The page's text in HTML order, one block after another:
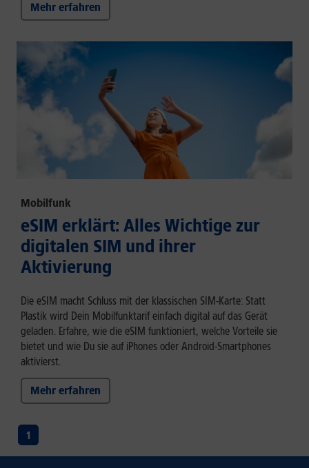
Mehr erfahren
Mobilfunk
eSIM erklärt: Alles Wichtige zur
digitalen SIM und ihrer
Aktivierung
Die eSIM macht Schluss mit der klassischen SIM-Karte: Statt
Plastik wird Dein Mobilfunktarif einfach digital auf das Gerät
geladen. Erfahre, wie die eSIM funktioniert, welche Vorteile sie
bietet und wie Du sie auf iPhones oder Android-Smartphones
aktivierst.
Mehr erfahren
1